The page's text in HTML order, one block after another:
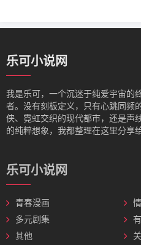
乐可小说网
我是‌乐可，一个沉迷于纯爱宇宙的
者。没有刻板定义，只有心跳同频
侠、霓虹交织的现代都市，还是声
的纯粹想象，我都整理在这里分享
乐可小说网
青春漫画
多元剧集
其他